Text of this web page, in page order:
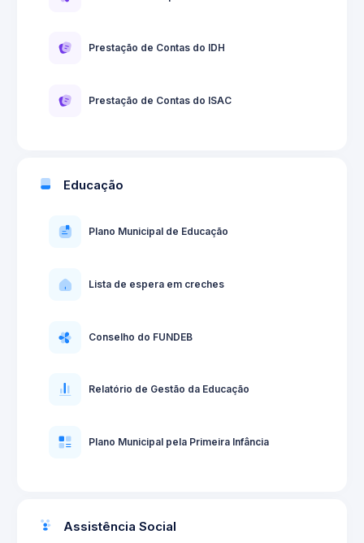
Prestação de Contas do IDH
Prestação de Contas do ISAC
Educação
Plano Municipal de Educação
Lista de espera em creches
Conselho do FUNDEB
Relatório de Gestão da Educação
Plano Municipal pela Primeira Infância
Assistência Social